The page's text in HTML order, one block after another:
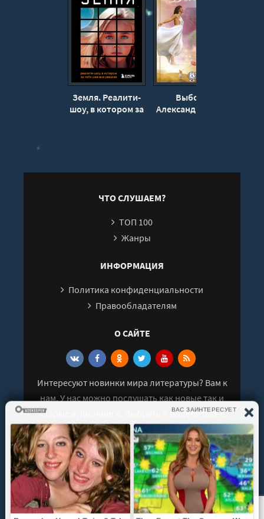
Земля. Реалити-
шоу, в котором за
Выбор -
Александра Плен
ЧТО СЛУШАЕМ?
ТОП 100
Жанры
ИНФОРМАЦИЯ
Политика конфиденциальности
Правообладателям
О САЙТЕ
Интересуют новинки мира литературы? Вам к
нам. У нас можно послушать как новые так и
старые аудиокниги. Выбрать и поделиться с
друзьями лучшими аудиокнигами!
© 2021 - 2026 kniga-audio.net. Все права
защищены.